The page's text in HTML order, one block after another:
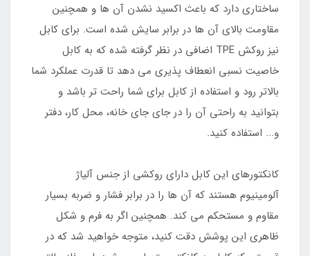
ساختاری دارد که باعث اکسید نشدن آن ها و همچنین
مقاومت بالای آن ها در برابر سایش شده است. برای کابل
نیز روکش TPE اضافی در نظر گرفته شده که به کابل
خاصیت نسبی انعطاف پذیری می دهد تا قدرت عملکرد شما
بالاتر رود و استفاده از کابل برای شما راحت تر باشد و
بتوانید به راحتی آن را در جای جای خانه، محل کار، دفتر
و... استفاده کنید.
کانکتورهای این کابل دارای روکشی از جنس آلیاژ
آلومینیوم هستند که آن ها را در برابر فشار و ضربه بسیار
مقاوم و مستحکم می کند. همچنین اگر به فرم و شکل
ظاهری این پوشش دقت کنید، متوجه خواهید شد که در